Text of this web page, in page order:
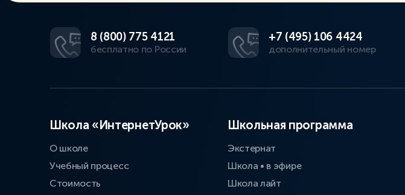
8 (800) 775 4121
бесплатно по России
+7 (495) 106 4424
дополнительный номер
Школа «ИнтернетУрок»
О школе
Учебный процесс
Стоимость
Школьная программа
Экстернат
Школа • в эфире
Школа лайт